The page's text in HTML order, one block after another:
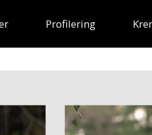
Profilering